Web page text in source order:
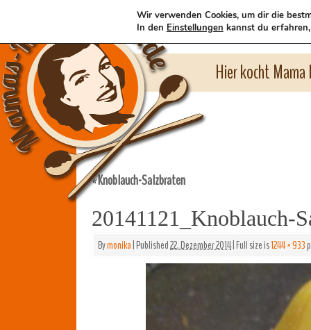
Hier kocht
«Knoblauch-Salzbraten
20141121_Knoblauch-
Bymonika|Published22. Dezember 2014|Full size is1244 × 933
Wir verwenden Cookies, um dir die
In den Einstellungen kannst du